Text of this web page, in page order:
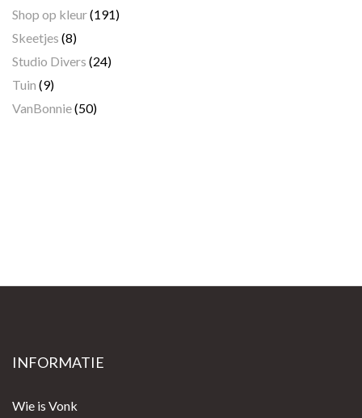
Shop op kleur(191)
Skeetjes (8)
Studio Divers (24)
Tuin (9)
VanBonnie(50)
INFORMATIE
Wie is Vonk